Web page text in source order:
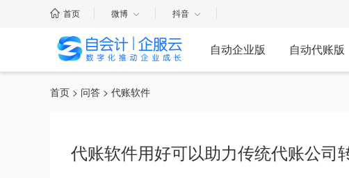
首页 微博 抖音
自动企业版 自动代账版
首页 > 问答 > 代账软件
代账软件用好可以助力传统代账公司